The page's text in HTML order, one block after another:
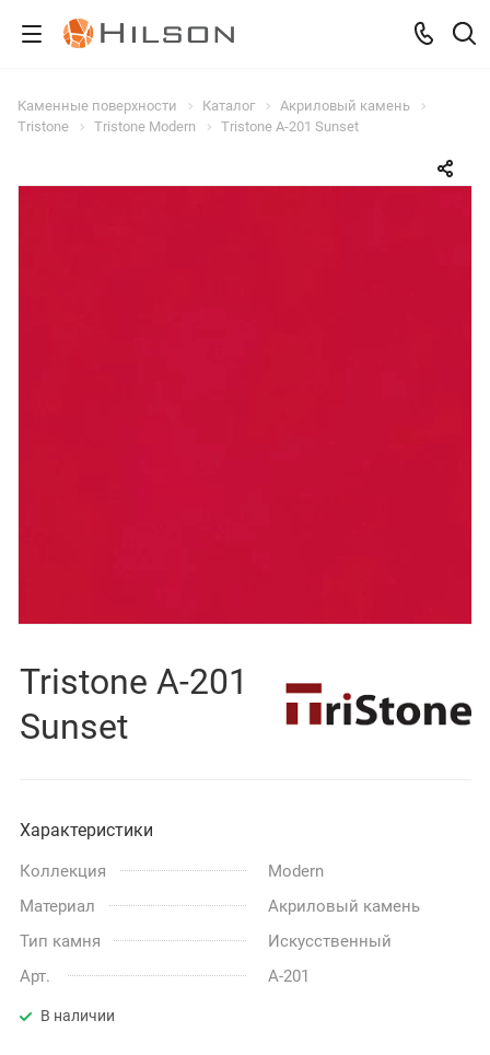
Каменные поверхности Каталог
Акриловый камень
Tristone
Tristone Modern Tristone A-201 Sunset
Tristone A-201
Sunset
Характеристики
Коллекция
Modern
Материал
Акриловый камень
Тип камня
Искусственный
Арт.
A-201
В наличии